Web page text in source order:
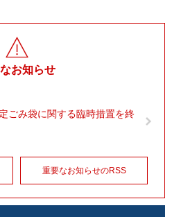
お知らせ
ごみ袋に関する臨時措置を終
重要なお知らせのRSS